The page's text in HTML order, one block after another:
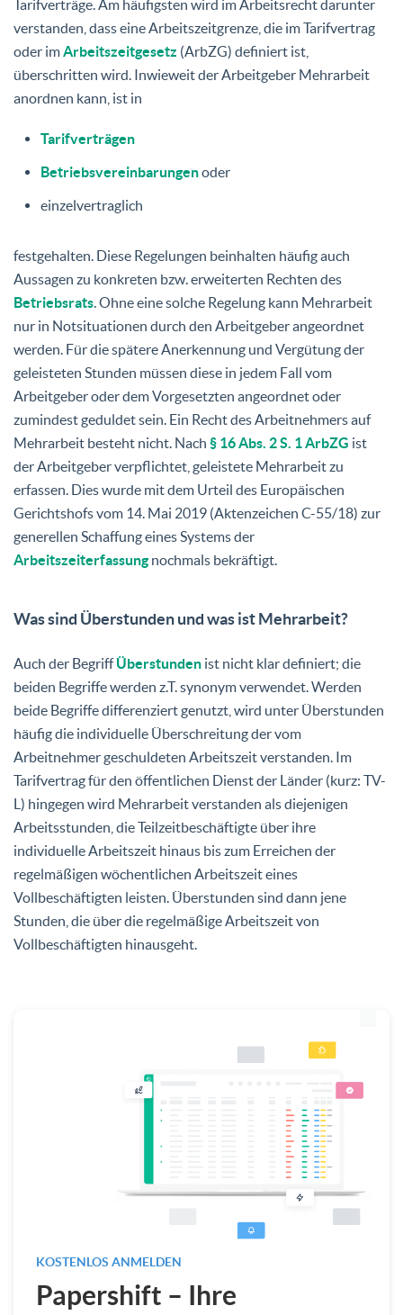
Tarifverträge. Am häufigsten wird im Arbeitsrecht darunter
verstanden, dass eine Arbeitszeitgrenze, die im Tarifvertrag
oder imArbeitszeitgesetz (ArbZG) definiert ist,
überschritten wird. Inwieweit der Arbeitgeber Mehrarbeit
anordnen kann, ist in
Tarifverträgen
Betriebsvereinbarungenoder
einzelvertraglich
festgehalten. Diese Regelungen beinhalten häufig auch
Aussagen zu konkreten bzw. erweiterten Rechten des
Betriebsrats. Ohne eine solche Regelung kann Mehrarbeit
nur in Notsituationen durch den Arbeitgeber angeordnet
werden. Für die spätere Anerkennung und Vergütung der
geleisteten Stunden müssen diese in jedem Fall vom
Arbeitgeber oder dem Vorgesetzten angeordnet oder
zumindest geduldet sein. Ein Recht des Arbeitnehmers auf
Mehrarbeit besteht nicht. Nach § 16 Abs. 2 S. 1 ArbZG ist
der Arbeitgeber verpflichtet, geleistete Mehrarbeit zu
erfassen. Dies wurde mit dem Urteil des Europäischen
Gerichtshofs vom 14. Mai 2019 (Aktenzeichen C-55/18) zur
generellen Schaffung eines Systems der
Arbeitszeiterfassungnochmals bekräftigt.
Was sind Überstunden und was ist Mehrarbeit?
Auch der BegriffÜberstunden ist nicht klar definiert; die
beiden Begriffe werden z.T. synonym verwendet. Werden
beide Begriffe differenziert genutzt, wird unter Überstunden
häufig die individuelle Überschreitung der vom
Arbeitnehmer geschuldeten Arbeitszeit verstanden. Im
Tarifvertrag für den öffentlichen Dienst der Länder (kurz: TV-
L) hingegen wird Mehrarbeit verstanden als diejenigen
Arbeitsstunden, die Teilzeitbeschäftigte über ihre
individuelle Arbeitszeit hinaus bis zum Erreichen der
regelmäßigen wöchentlichen Arbeitszeit eines
Vollbeschäftigten leisten. Überstunden sind dann jene
Stunden, die über die regelmäßige Arbeitszeit von
Vollbeschäftigten hinausgeht.
KOSTENLOS ANMELDEN
Papershift – Ihre